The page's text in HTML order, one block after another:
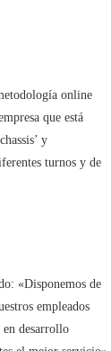
online
que está
y
turnos y de
«Disponemos de
empleados
en desarrollo